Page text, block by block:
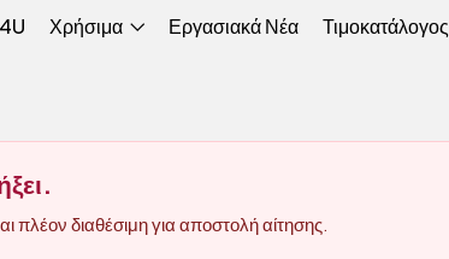
Χρήσιμα Εργασιακά Νέα Τιμοκατάλογος
πλέον διαθέσιμη για αποστολή αίτησης.